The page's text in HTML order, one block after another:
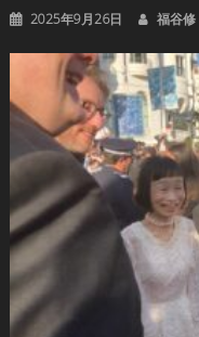
2025年9月26日 福谷修